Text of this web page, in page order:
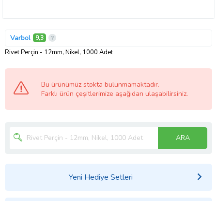
Varbol 9,3
Rivet Perçin - 12mm, Nikel, 1000 Adet
Bu ürünümüz stokta bulunmamaktadır.
Farklı ürün çeşitlerimize aşağıdan ulaşabilirsiniz.
ARA
Yeni Hediye Setleri